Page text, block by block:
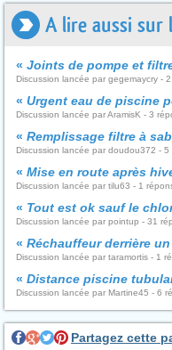
A lire aussi sur
« Joints de pompe et
Discussion lancée par gegemaycry -
« Urgent eau de piscine
Discussion lancée par AramisK - 3
« Remplissage filtre à
Discussion lancée par doudou372 - 5
« Mise en route après
Discussion lancée par tilu63 - 1
« Tout est ok sauf le
Discussion lancée par pointup - 31
« Réchauffeur derrière
Discussion lancée par taramortis - 1
« Distance piscine
Discussion lancée par Martine45 - 6
Partagez cette